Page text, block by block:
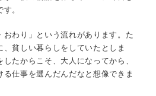
。
おわり」という流れがあります。た
、貧しい暮らしをしていたとしま
たからこそ、大人になってから、
仕事を選んだんだなと想像できま